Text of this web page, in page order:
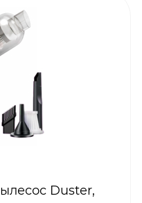
Duster,